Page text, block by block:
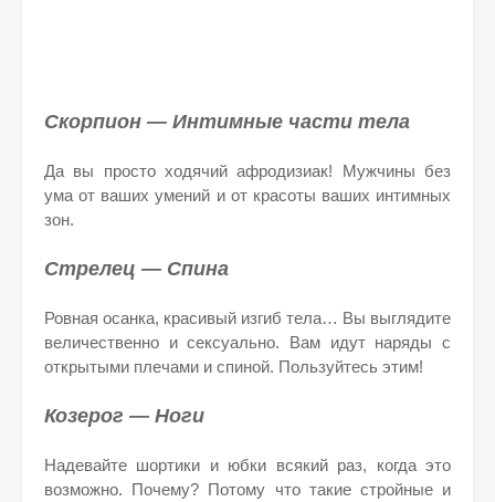
Скорпион — Интимные части тела
Да вы просто ходячий афродизиак! Мужчины без
ума от ваших умений и от красоты ваших интимных
зон.
Стрелец — Спина
Ровная осанка, красивый изгиб тела… Вы выглядите
величественно и сексуально. Вам идут наряды с
открытыми плечами и спиной. Пользуйтесь этим!
Козерог — Ноги
Надевайте шортики и юбки всякий раз, когда это
возможно. Почему? Потому что такие стройные и